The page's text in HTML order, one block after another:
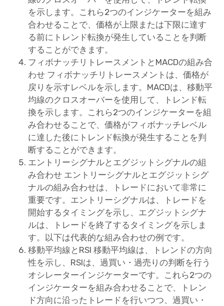
を示します。これら2つのインジケーターを組み
合わせることで、価格が上限または下限に達す
る前にトレンド転換が発生していることを判断
することができます。
フィボナッチリトレースメントとMACDの組み合
わせ フィボナッチリトレースメントは、価格が
戻りを示すレベルを示します。MACDは、移動平
均線のクロスオーバーを使用して、トレンド転
換を示します。これら2つのインジケーターを組
み合わせることで、価格がフィボナッチレベル
に達した後にトレンド転換が発生することを判
断することができます。
エントリーシグナルとエグジットシグナルの組
み合わせ エントリーシグナルとエグジットシグ
ナルの組み合わせは、トレードにおいて非常に
重要です。エントリーシグナルは、トレードを
開始するタイミングを示し、エグジットシグナ
ルは、トレードを終了するタイミングを示しま
す。以下は代表的な組み合わせの例です。
移動平均線とRSI 移動平均線は、トレンドの方向
性を示し、RSIは、過買い・過売りの判断を行う
オシレーターインジケーターです。これら2つの
インジケーターを組み合わせることで、トレン
ド方向に沿ったトレードを行いつつ、過買い・